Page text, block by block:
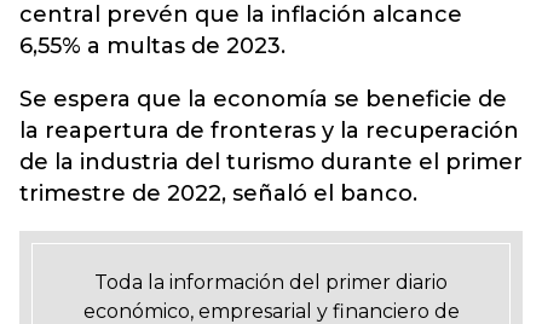
central prevén que la inflación alcance
6,55% a multas de 2023.
Se espera que la economía se beneficie de
la reapertura de fronteras y la recuperación
de la industria del turismo durante el primer
trimestre de 2022, señaló el banco.
Toda la información del primer diario
económico, empresarial y financiero de